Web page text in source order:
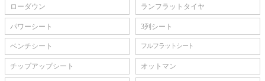
ローダウン ランフラットタイヤ
パワーシート 3列シート
ベンチシート フルフラットシート
チップアップシート オットマン